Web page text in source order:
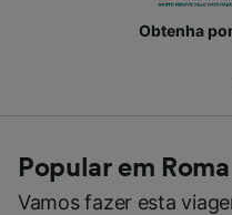
Obtenha
Popular em Roma
Vamos fazer esta